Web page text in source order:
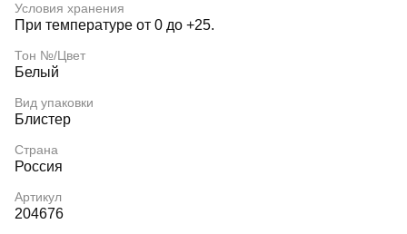
Условия хранения
При температуре от 0 до +25.
Тон №/Цвет
Белый
Вид упаковки
Блистер
Страна
Россия
Артикул
204676